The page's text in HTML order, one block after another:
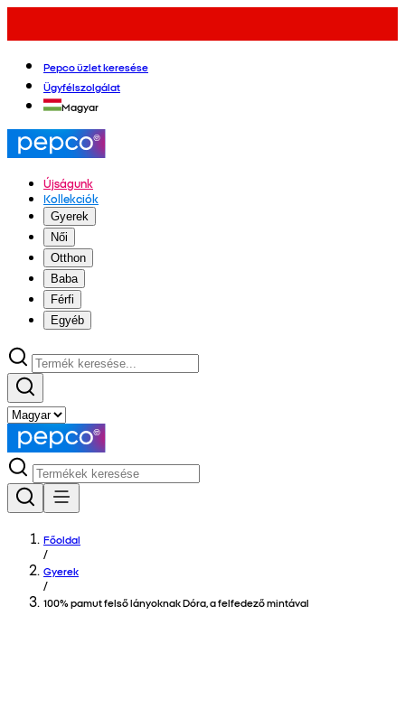
Pepco üzlet keresése
Ügyfélszolgálat
Magyar
Újságunk
Kollekciók
Gyerek
Női
Otthon
Baba
Férfi
Egyéb
Főoldal
/
Gyerek
/
100% pamut felső lányoknak Dóra, a felfedező mintával